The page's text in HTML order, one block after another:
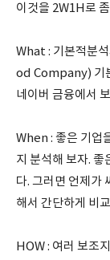
이것을 2W1H로
What : 기본적분
od Company) 기
네이버 금융에서
When : 좋은 기업
지 분석해 보자. 좋
다. 그러면 언제가
해서 간단하게 비
HOW : 여러 보조